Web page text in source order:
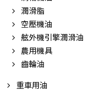
潤滑脂
空壓機油
舷外機引擎潤滑油
農用機具
齒輪油
重車用油